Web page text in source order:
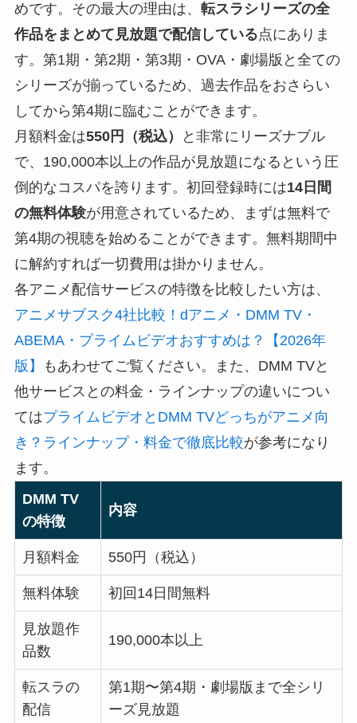
めです。その最大の理由は、 転スラシリーズの全
作品をまとめて見放題で配信している点にありま
す。第1期・第2期・第3期・OVA・劇場版と全ての
シリーズが揃っているため、過去作品をおさらい
してから第4期に臨むことができます。
月額料金は550円（税込）
と非常にリーズナブル
で、190,000本以上の作品が見放題になるという圧
倒的なコスパを誇ります。初回登録時には14日間
の無料体験が用意されているため、まずは無料で
第4期の視聴を始めることができます。無料期間中
に解約すれば一切費用は掛かりません。
各アニメ配信サービスの特徴を比較したい方は、
アニメサブスク4社比較！dアニメ・DMM TV・
ABEMA・プライムビデオおすすめは？【2026年
版】
もあわせてご覧ください。また、DMM TVと
他サービスとの料金・ラインナップの違いについ
てはプライムビデオとDMM TVどっちがアニメ向
き？ラインナップ・料金で徹底比較が参考になり
ます。
DMM TV
の特徴
内容
月額料金 550円（税込）
無料体験 初回14日間無料
見放題作
品数
190,000本以上
転スラの
配信
第1期〜第4期・劇場版まで全シリ
ーズ見放題